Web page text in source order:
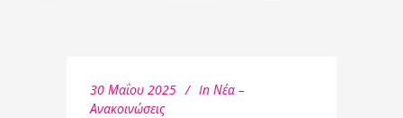
30 Μαΐου 2025 In Νέα –
Ανακοινώσεις